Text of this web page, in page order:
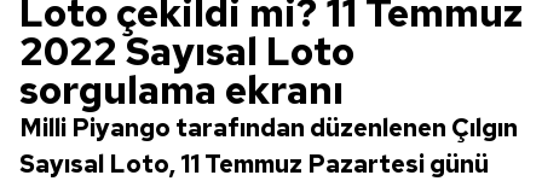
Loto çekildi mi? 11 Temmuz
2022 Sayısal Loto
sorgulama ekranı
Milli Piyango tarafından düzenlenen Çılgın
Sayısal Loto, 11 Temmuz Pazartesi günü